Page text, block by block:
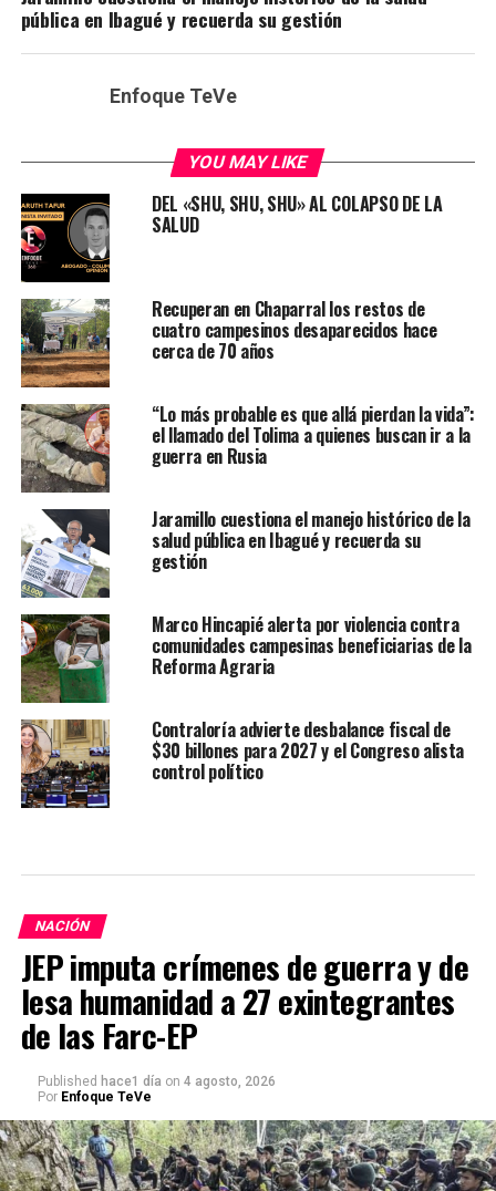
pública en Ibagué y recuerda su gestión
Enfoque TeVe
YOU MAY LIKE
DEL «SHU, SHU, SHU» AL COLAPSO DE LA
SALUD
Recuperan en Chaparral los restos de
cuatro campesinos desaparecidos hace
cerca de 70 años
“Lo más probable es que allá pierdan la vida”:
el llamado del Tolima a quienes buscan ir a la
guerra en Rusia
Jaramillo cuestiona el manejo histórico de la
salud pública en Ibagué y recuerda su
gestión
Marco Hincapié alerta por violencia contra
comunidades campesinas beneficiarias de la
Reforma Agraria
Contraloría advierte desbalance fiscal de
$30 billones para 2027 y el Congreso alista
control político
NACIÓN
JEP imputa crímenes de guerra y de
lesa humanidad a 27 exintegrantes
de las Farc-EP
Published hace1 día on 4 agosto, 2026
Por Enfoque TeVe